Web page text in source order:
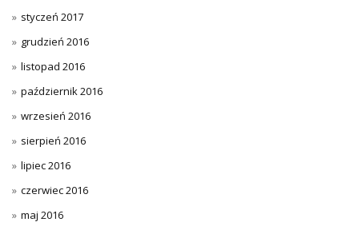
styczeń 2017
grudzień 2016
listopad 2016
październik 2016
wrzesień 2016
sierpień 2016
lipiec 2016
czerwiec 2016
maj 2016